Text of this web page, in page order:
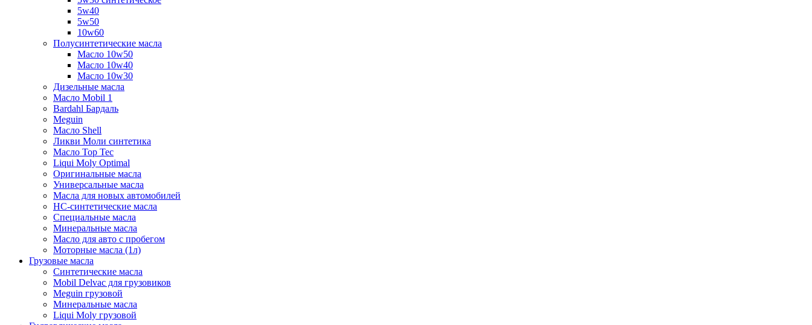
5w40
5w50
10w60
Полусинтетические масла
Масло 10w50
Масло 10w40
Масло 10w30
Дизельные масла
Масло Mobil 1
Bardahl Бардаль
Meguin
Масло Shell
Ликви Моли синтетика
Масло Top Tec
Liqui Moly Optimal
Оригинальные масла
Универсальные масла
Масла для новых автомобилей
HC-синтетические масла
Специальные масла
Минеральные масла
Масло для авто с пробегом
Моторные масла (1л)
Грузовые масла
Синтетические масла
Mobil Delvac для грузовиков
Meguin грузовой
Минеральные масла
Liqui Moly грузовой